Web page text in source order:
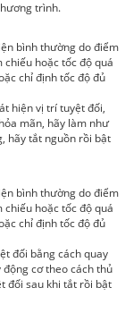
trình.
bình thường do điểm
hoặc tốc độ quá
chỉ định tốc độ đủ
hiện vị trí tuyệt đối,
mãn, hãy làm như
hãy tắt nguồn rồi bật
bình thường do điểm
hoặc tốc độ quá
chỉ định tốc độ đủ
đối bằng cách quay
cơ theo cách thủ
đối sau khi tắt rồi bật